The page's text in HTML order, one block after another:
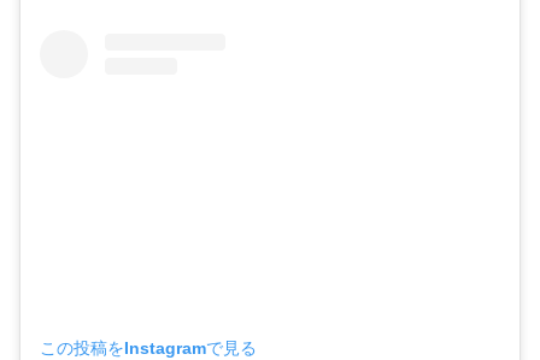
この投稿をInstagramで見る